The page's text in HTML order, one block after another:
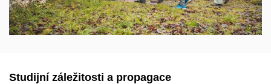
Studijní záležitosti a propagace